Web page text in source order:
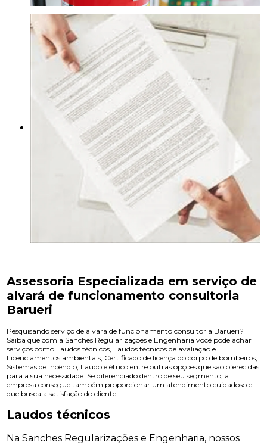
Assessoria Especializada em serviço de
alvará de funcionamento consultoria
Barueri
Pesquisando serviço de alvará de funcionamento consultoria Barueri?
Saiba que com a Sanches Regularizações e Engenharia você pode achar
serviços como Laudos técnicos, Laudos técnicos de avaliação e
Licenciamentos ambientais, Certificado de licença do corpo de bombeiros,
Sistemas de incêndio, Laudo elétrico entre outras opções que são oferecidas
para a sua necessidade. Se diferenciado dentro de seu segmento, a
empresa consegue também proporcionar um atendimento cuidadoso e
que busca a satisfação do cliente.
Laudos técnicos
Na Sanches Regularizações e Engenharia, nossos